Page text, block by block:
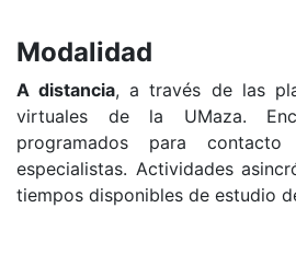
Modalidad
A distancia, a través de las
virtuales de la UMaza.
programados para
especialistas. Actividades
tiempos disponibles de estudio